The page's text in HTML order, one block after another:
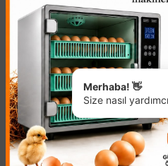
Kuluçka Makinesi
Kuluçka Makinesi ile civciv
olarak yapılmaktadır. Civcivler
ancak bu durum maliyeti
uzatır. Civciv çıkması için
sonucu geliştirilen kuluçka
ürünlerdir. Özel kontrol paneline
kuluçka makinesi modelleri,
Merhaba! 👋
Size nasıl